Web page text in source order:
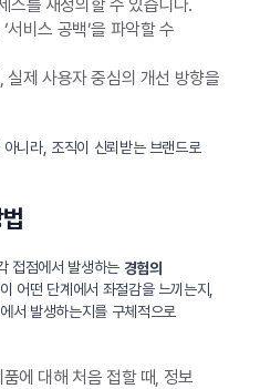
스를 재정의할 수 있습니다.
서비스 공백’을 파악할 수
실제 사용자 중심의 개선 방향을
니라, 조직이 신뢰받는 브랜드로
접점에서 발생하는 경험의
어떤 단계에서 좌절감을 느끼는지,
서 발생하는지를 구체적으로
에 대해 처음 접할 때, 정보